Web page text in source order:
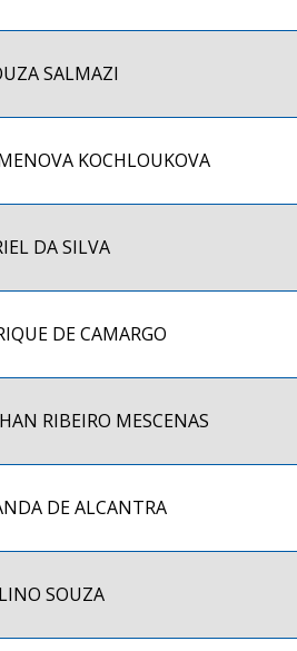
SALMAZI
KOCHLOUKOVA
DA SILVA
DE CAMARGO
RIBEIRO MESCENAS
DE ALCANTRA
SOUZA